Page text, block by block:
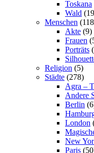
Toskana
Wald
Menschen
Akte (9)
Frauen
Porträts
Religion (5)
Städte (278)
Agra –
Andere
Berlin
London
New
Paris